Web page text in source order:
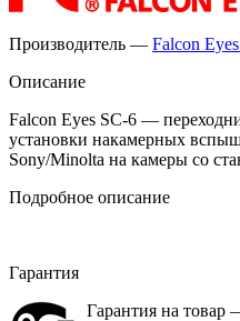
Производитель — Falcon Eyes
Описание
Falcon Eyes SC-6 —
установки накамерных
Sony/Minolta на камеры со
Подробное описание
Гарантия
Гарантия на товар